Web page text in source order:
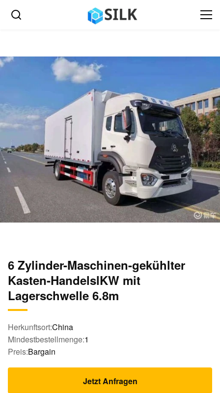
6 Zylinder-Maschinen-gekühlter
Kasten-HandelslKW mit
Lagerschwelle 6.8m
Herkunftsort:China
Mindestbestellmenge:1
Preis:Bargain
Jetzt Anfragen